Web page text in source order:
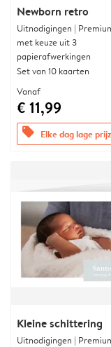
Newborn retro
Uitnodigingen |
met keuze uit 3
papierafwerkingen
Set van 10 kaarten
Vanaf
€ 11,99
offers Elke dag lage
Kleine schittering
Uitnodigingen |